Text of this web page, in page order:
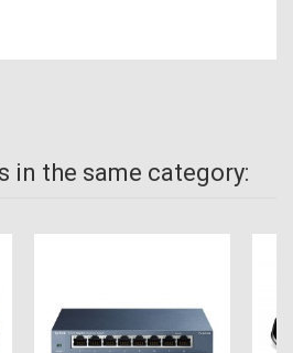
in the same category: